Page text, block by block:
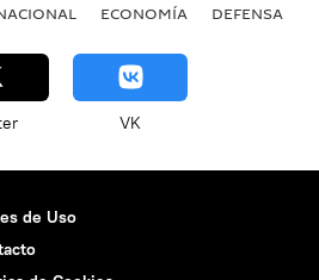
ECONOMÍA DEFENSA
VK
de Uso